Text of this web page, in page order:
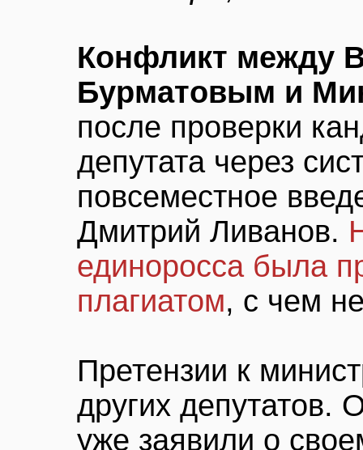
Конфликт между
Бурматовым и
после проверки
депутата через
повсеместное
Дмитрий Ливанов.
единоросса была
плагиатом, с чем
Претензии к
других депутатов.
уже заявили о